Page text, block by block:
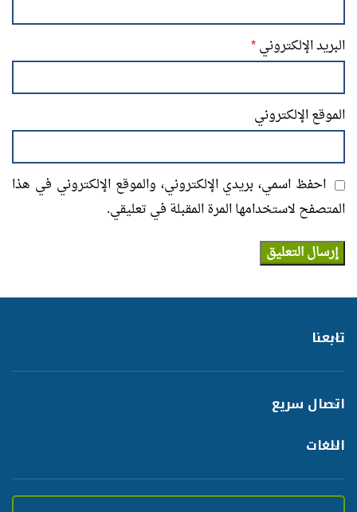
البريد الإلكتروني*
الموقع الإلكتروني
احفظ اسمي، بريدي الإلكتروني، والموقع الإلكتروني في هذا
المتصفح لاستخدامها المرة المقبلة في تعليقي.
تابعنا
اتصال سريع
اللغات